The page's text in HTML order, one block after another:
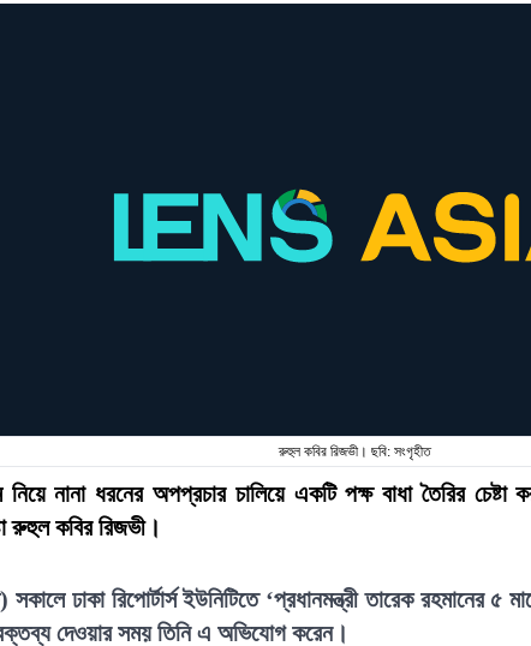
রুহুল কবির রিজভী। ছবি: সংগৃহীত
নিয়ে নানা ধরনের অপপ্রচার চালিয়ে একটি পক্ষ বাধা তৈরির
রুহুল কবির রিজভী।
ঢাকা রিপোর্টার্স ইউনিটিতে ‘প্রধানমন্ত্রী তারেক রহমানের ৫
দেওয়ার সময় তিনি এ অভিযোগ করেন।